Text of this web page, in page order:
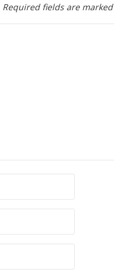
Required fields are marked